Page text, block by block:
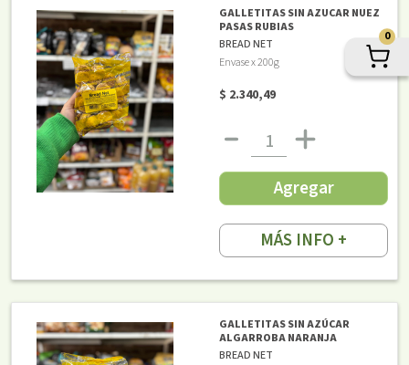
GALLETITAS SIN AZUCAR NUEZ
PASAS RUBIAS
BREAD NET
Envase x 200g
$ 2.340,49
Agregar
MÁS INFO +
GALLETITAS SIN AZÚCAR
ALGARROBA NARANJA
BREAD NET
0